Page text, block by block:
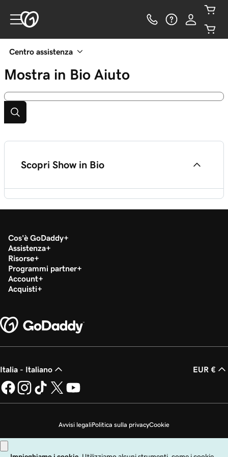
Centro assistenza
Mostra in Bio Aiuto
Scopri Show in Bio
Crea un Show in Bio
Modifica il mio Show in Bio
Cos'è GoDaddy
Assistenza
Risorse
Programmi partner
Account
Acquisti
Italia - Italiano EUR €
Avvisi legaliPolitica sulla privacyCookie